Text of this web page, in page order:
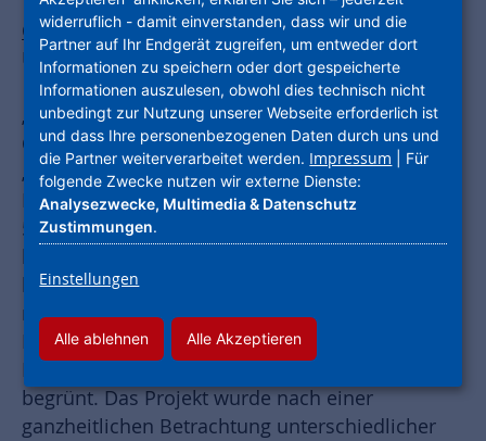
Offenbach– Schöner Erfolg für die
Unternehmensgruppe Nassauische Heimstätte
| Wohnstadt (NHW): Das Neubauprojekt
„GustavsHof“ in der Gustav-Adolf-Straße in
Offenbach wurde mit dem Qualitätssiegel
„Nachhaltiger Wohnungsbau“ ausgezeichnet.
Das Bauvorhaben wurde im KfW-Effizienzhaus
55 Standard ausgeführt. Die Außenwände
bestehen aus monolithischem
hochwärmegedämmten Ziegelmauerwerk mit
mineralischem Dämmputz. Die
Energieversorgung erfolgt über nachhaltige
begrünt. Das Projekt wurde nach einer
ganzheitlichen Betrachtung unterschiedlicher
widerruflich - damit einverstanden, dass wir und die
Partner auf Ihr Endgerät zugreifen, um entweder dort
Informationen zu speichern oder dort gespeicherte
Informationen auszulesen, obwohl dies technisch nicht
unbedingt zur Nutzung unserer Webseite erforderlich ist
und dass Ihre personenbezogenen Daten durch uns und
die Partner weiterverarbeitet werden. Impressum | Für
folgende Zwecke nutzen wir externe Dienste:
Analysezwecke, Multimedia & Datenschutz
Zustimmungen.
Einstellungen
Alle ablehnen Alle Akzeptieren